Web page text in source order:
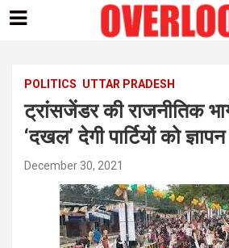
contentPOLITICS UTTAR PRADESH
ट्रांसजेंडर की राजनीतिक
‘दखल’ देगी पार्टियों को ज्ञापन
December 30, 2021